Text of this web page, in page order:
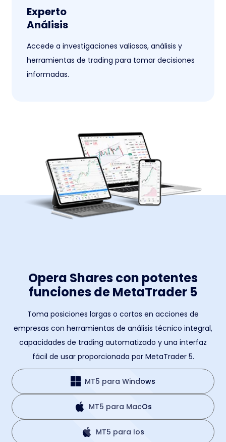
Experto
Análisis
Accede a investigaciones valiosas, análisis y
herramientas de trading para tomar decisiones
informadas.
Opera Shares con potentes
funciones de MetaTrader 5
Toma posiciones largas o cortas en acciones de
empresas con herramientas de análisis técnico integral,
capacidades de trading automatizado y una interfaz
fácil de usar proporcionada por MetaTrader 5.
MT5 para Windows
MT5 para MacOs
MT5 para Ios